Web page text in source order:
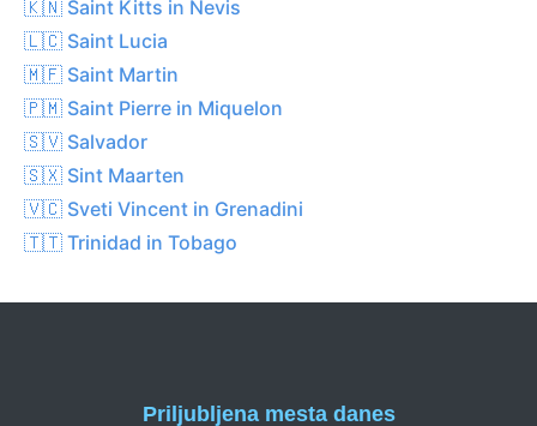
🇰🇳 Saint Kitts in Nevis
🇱🇨 Saint Lucia
🇲🇫 Saint Martin
🇵🇲 Saint Pierre in Miquelon
🇸🇻 Salvador
🇸🇽 Sint Maarten
🇻🇨 Sveti Vincent in Grenadini
🇹🇹 Trinidad in Tobago
Priljubljena mesta danes